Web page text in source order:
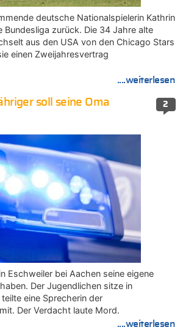
deutsche Nationalspielerin Kathrin
Bundesliga zurück. Die 34 Jahre alte
aus den USA von den Chicago Stars
einen Zweijahresvertrag
....weiterlesen
2
soll seine Oma
Eschweiler bei Aachen seine eigene
Der Jugendlichen sitze in
eine Sprecherin der
Der Verdacht laute Mord.
....weiterlesen